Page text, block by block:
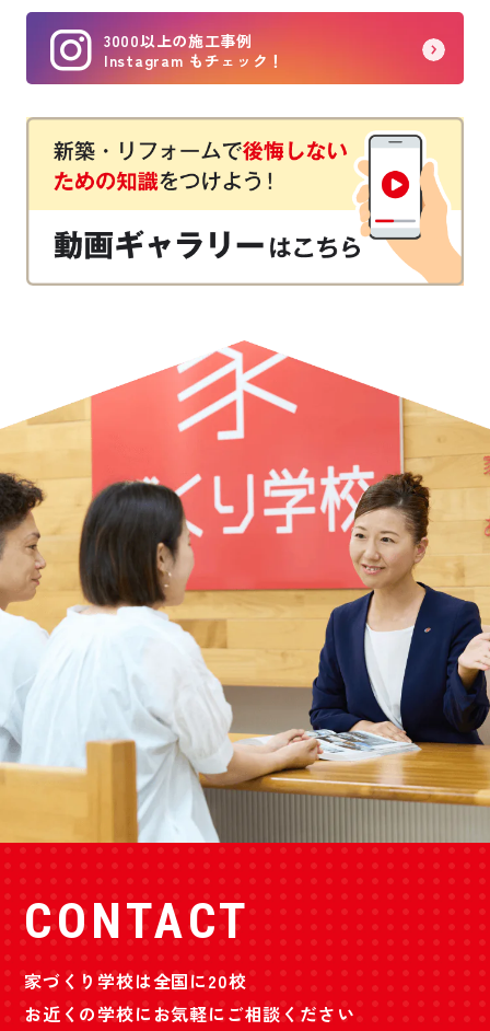
3000以上の施工事例
Instagram もチェック！
CONTACT
家づくり学校は全国に20校
お近くの学校にお気軽にご相談ください